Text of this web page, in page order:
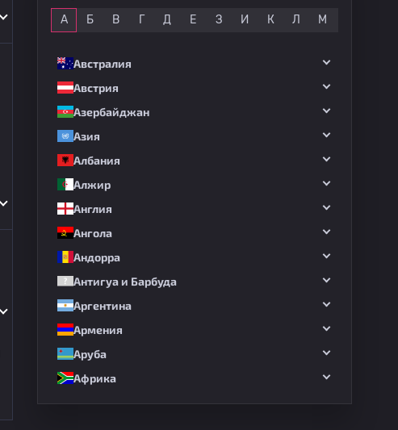
А Б В Г Д Е З И К Л М
Австралия
Австрия
Азербайджан
Азия
Албания
Алжир
Англия
Ангола
Андорра
Антигуа и Барбуда
Аргентина
Армения
Аруба
Африка